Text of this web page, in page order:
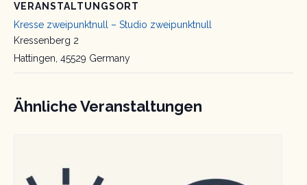
VERANSTALTUNGSORT
Kresse zweipunktnull – Studio zweipunktnull
Kressenberg 2
Hattingen, 45529 Germany
Ähnliche Veranstaltungen